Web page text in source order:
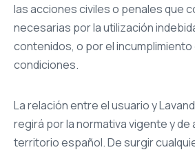
las acciones civiles o penales que
necesarias por la utilización
contenidos, o por el
condiciones.
La relación entre el usuario y
regirá por la normativa vigente y de
territorio español. De surgir